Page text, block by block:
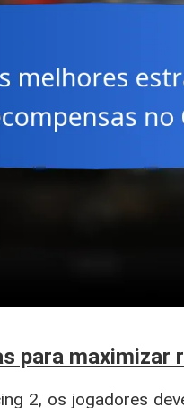
para maximizar
2, os jogadores